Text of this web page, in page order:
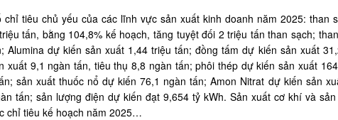
chỉ tiêu chủ yếu của các lĩnh vực sản xuất kinh doanh năm 2025: than
tấn, bằng 104,8% kế hoạch, tăng tuyệt đối 2 triệu tấn than sạch;
Alumina dự kiến sản xuất 1,44 triệu tấn; đồng tấm dự kiến sản xuất
xuất 9,1 ngàn tấn, tiêu thụ 8,8 ngàn tấn; phôi thép dự kiến sản xuất
sản xuất thuốc nổ dự kiến 76,1 ngàn tấn; Amon Nitrat dự kiến sản
tấn; sản lượng điện dự kiến đạt 9,654 tỷ kWh. Sản xuất cơ khí và
chỉ tiêu kế hoạch năm 2025…